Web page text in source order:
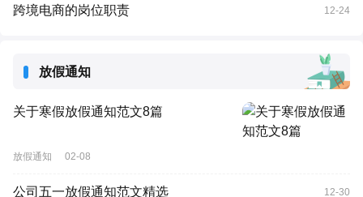
跨境电商的岗位职责 12-24
放假通知
关于寒假放假通知范文8篇
放假通知 02-08
公司五一放假通知范文精选 12-30